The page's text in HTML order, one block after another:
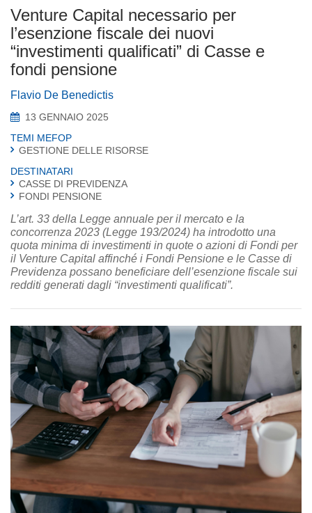
Venture Capital necessario per
l’esenzione fiscale dei nuovi
“investimenti qualificati” di Casse e
fondi pensione
Flavio De Benedictis
13 GENNAIO 2025
TEMI MEFOP
GESTIONE DELLE RISORSE
DESTINATARI
CASSE DI PREVIDENZA
FONDI PENSIONE
L’art. 33 della Legge annuale per il mercato e la
concorrenza 2023 (Legge 193/2024) ha introdotto una
quota minima di investimenti in quote o azioni di Fondi per
il Venture Capital affinché i Fondi Pensione e le Casse di
Previdenza possano beneficiare dell’esenzione fiscale sui
redditi generati dagli “investimenti qualificati”.